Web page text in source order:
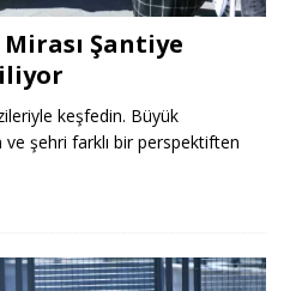
Şantiye
keşfedin. Büyük
ve şehri farklı bir perspektiften